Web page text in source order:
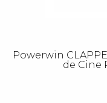
Powerwin
de Cine